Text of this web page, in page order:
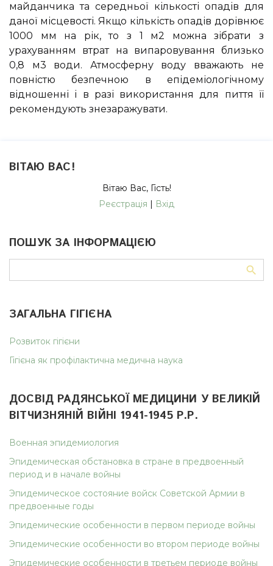
майданчика та середньої кількості опадів для
даної місцевості. Якщо кількість опадів дорівнює
1000 мм на рік, то з 1 м2 можна зібрати з
урахуванням втрат на випаровування близько
0,8 м3 води. Атмосферну воду вважають не
повністю безпечною в епідеміологічному
відношенні і в разі використання для пиття її
рекомендують знезаражувати.
ВІТАЮ ВАС!
Вітаю Вас, Гість!
Реєстрація | Вхід
ПОШУК ЗА ІНФОРМАЦІЄЮ
ЗАГАЛЬНА ГІГІЄНА
Розвиток гігієни
Гігієна як профілактична медична наука
ДОСВІД РАДЯНСЬКОЇ МЕДИЦИНИ У ВЕЛИКІЙ
ВІТЧИЗНЯНІЙ ВІЙНІ 1941-1945 Р.Р.
Военная эпидемиология
Эпидемическая обстановка в стране в предвоенный
период и в начале войны
Эпидемическое состояние войск Советской Армии в
предвоенные годы
Эпидемические особенности в первом периоде войны
Эпидемические особенности во втором периоде войны
Эпидемические особенности в третьем периоде войны